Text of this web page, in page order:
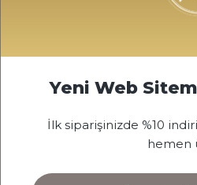
Yeni Web
İlk siparişinizde %10
hemen
Bilgi
İnternet